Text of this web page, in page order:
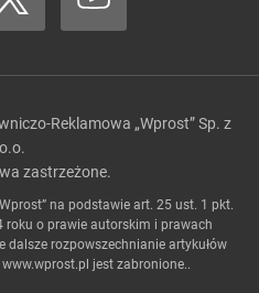
Reklamowa „Wprost” Sp. z
o.o.
zastrzeżone.
na podstawie art. 25 ust. 1 pkt.
roku o prawie autorskim i prawach
dalsze rozpowszechnianie artykułów
www.wprost.pl jest zabronione..